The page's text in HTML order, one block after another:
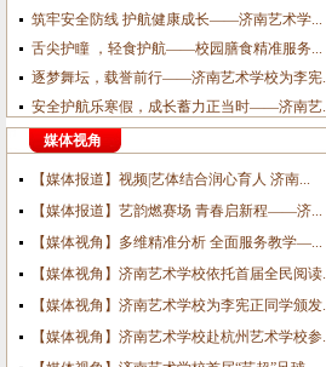
筑牢安全防线 护航健康成长——济南艺术学...
舌尖护瞳 ，轻食护航——校园膳食精准服务...
逐梦舞坛，载誉前行——济南艺术学校为李宪...
安全护航乐寒假，成长蓄力正当时——济南艺...
媒体视角
【媒体报道】视频|艺体结合润心育人 济南...
【媒体报道】艺韵燃赛场 青春启新程——济...
【媒体视角】多维精准分析 全面服务教学—...
【媒体视角】济南艺术学校依托首届全民阅读...
【媒体视角】济南艺术学校为李宪正同学颁发...
【媒体视角】济南艺术学校赴杭州艺术学校参...